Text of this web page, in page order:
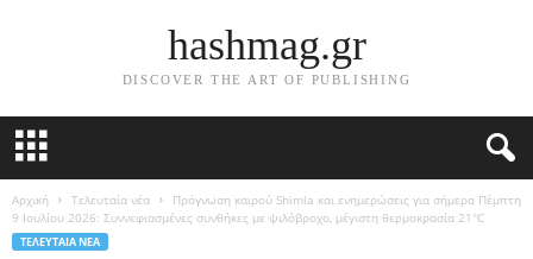
hashmag.gr
DISCOVER THE ART OF PUBLISHING
Αρχική Τελευταία νέα
Πρόγνωση καιρού Shimla και ενημερώσεις για σήμερα Πέμπτη
9 Ιουλίου 2026: Συννεφιασμένες συνθήκες με ψιλόβροχο, μέγιστη θερμοκρασία 21°C
ΤΕΛΕΥΤΑΊΑ ΝΈΑ